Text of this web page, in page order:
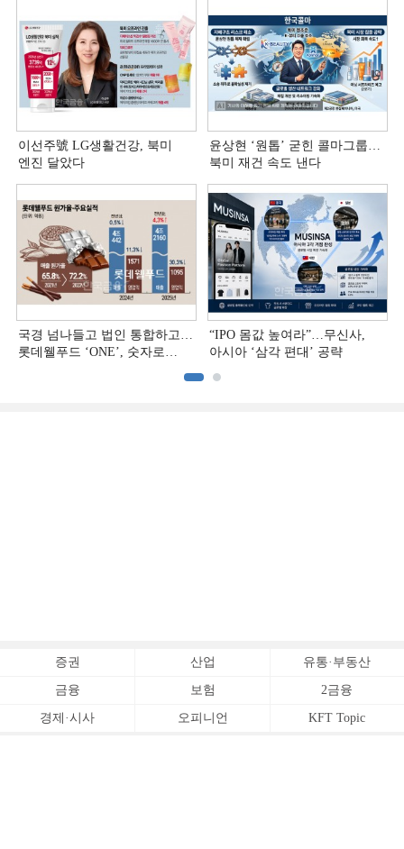
이선주號 LG생활건강, 북미
엔진 달았다
윤상현 ‘원톱ʼ 굳힌 콜마그룹…
북미 재건 속도 낸다
국경 넘나들고 법인 통합하고…
롯데웰푸드 ‘ONE’, 숫자로
“IPO 몸값 높여라”…무신사,
아시아 ‘삼각 편대’ 공략
증권 산업 유통·부동산
금융 보험 2금융
경제·시사 오피니언 KFT Topic